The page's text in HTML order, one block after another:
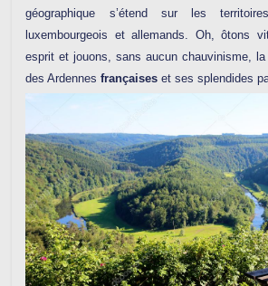
géographique s’étend sur les
luxembourgeois et allemands. Oh, ôtons
esprit et jouons, sans aucun chauvinisme,
des Ardennesfrançaises et ses splendides